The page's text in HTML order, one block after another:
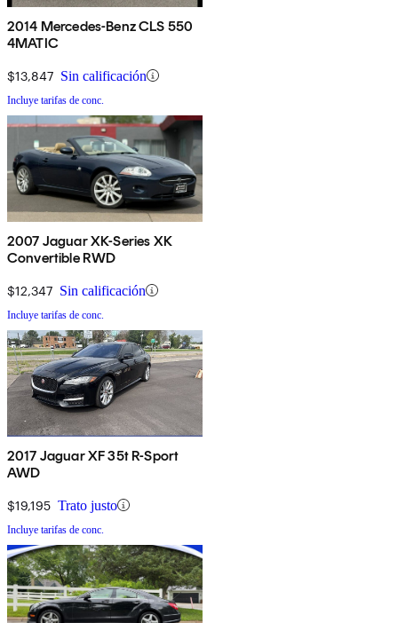
2014 Mercedes-Benz CLS 550
4MATIC
$13,847 Sin calificación
Incluye tarifas de conc.
2007 Jaguar XK-Series XK
Convertible RWD
$12,347 Sin calificación
Incluye tarifas de conc.
2017 Jaguar XF 35t R-Sport
AWD
$19,195 Trato justo
Incluye tarifas de conc.